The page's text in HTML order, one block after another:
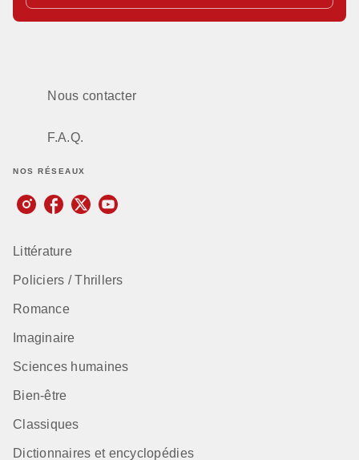
Nous contacter
F.A.Q.
NOS RÉSEAUX
Littérature
Policiers / Thrillers
Romance
Imaginaire
Sciences humaines
Bien-être
Classiques
Dictionnaires et encyclopédies